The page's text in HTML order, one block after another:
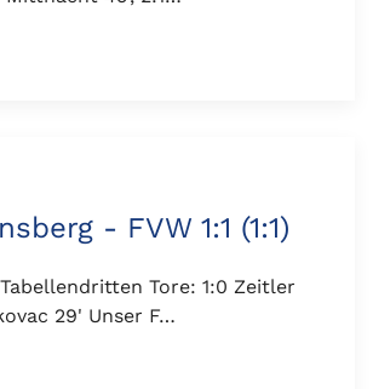
- FVW 1:1 (1:1)
Tore: 1:0 Zeitler
29' Unser F…